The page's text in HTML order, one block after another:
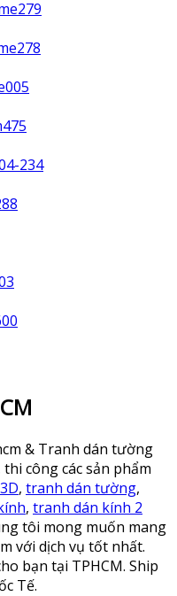
234
& Tranh dán tường
công các sản phẩm
, tranh dán tường,
, tranh dán kính 2
tôi mong muốn mang
với dịch vụ tốt nhất.
bạn tại TPHCM. Ship
Tế.